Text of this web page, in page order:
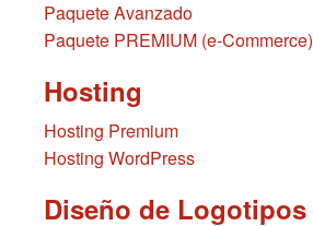
Paquete Avanzado
Paquete PREMIUM (e-Commerce)
Hosting
Hosting Premium
Hosting WordPress
Diseño de Logotipos